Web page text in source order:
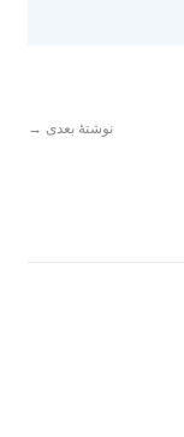
نوشتهٔ بعدی →